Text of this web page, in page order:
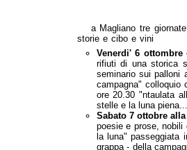
a Magliano tre
storie e cibo e vini
Venerdi' 6 ottombre
rifiuti di una storica
seminario sui palloni
campagna"
ore 20.30 "ntaulata
stelle e la luna piena...
Sabato 7 ottobre
poesie e prose,
la luna" passeggiata
grappa - della